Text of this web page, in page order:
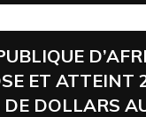
ET ATTEINT
DOLLARS